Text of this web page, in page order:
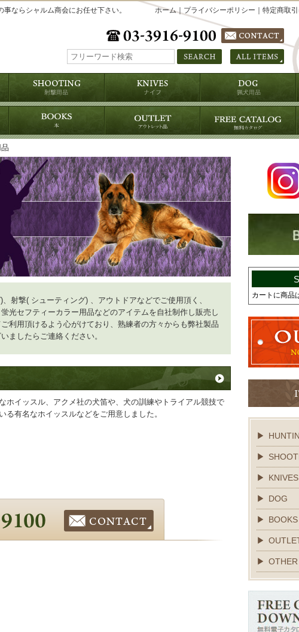
ならシャルム商会にお任せ下さい。 ホーム｜ プライバシーポリシー 特定商取
射撃( シューティング) 、アウトドアなどでご使用頂く、
光セフティーカラー用品などのアイテムを自社制作し販売し
利用頂けるよう心がけており、熟練者の方々からも弊社製品
ましたらご連絡ください。
ホイッスル、アクメ社の犬笛や、犬の訓練やトライアル競技で
る有名なホイッスルなどをご用意しました。
カートに商品
KNIVES
DOG
BOOKS
OTHER